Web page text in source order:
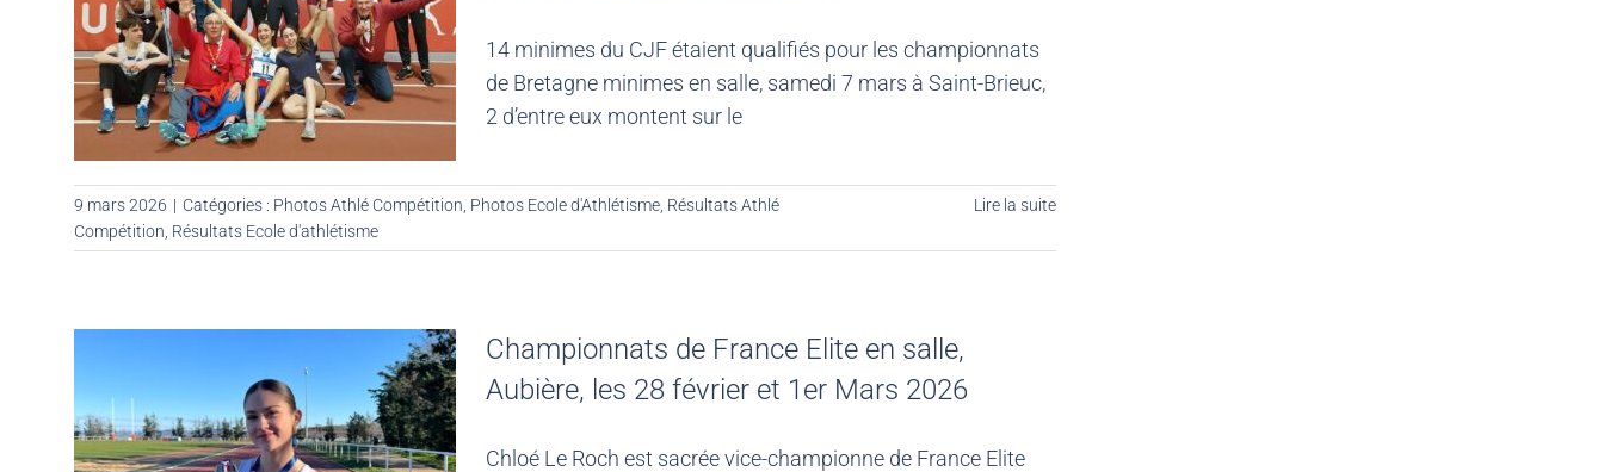
14 minimes du CJF étaient qualifiés pour les championnats
de Bretagne minimes en salle, samedi 7 mars à Saint-Brieuc,
2 d’entre eux montent sur le
9 mars 2026 | Catégories : Photos Athlé Compétition, Photos Ecole d'Athlétisme, Résultats Athlé
Compétition, Résultats Ecole d'athlétisme
Lire la suite
Championnats de France Elite en salle,
Aubière, les 28 février et 1er Mars 2026
Chloé Le Roch est sacrée vice-championne de France Elite